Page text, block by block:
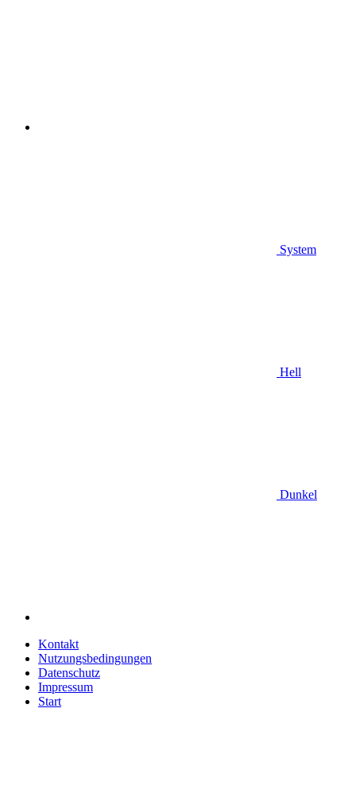
System
Hell
Dunkel
Kontakt
Nutzungsbedingungen
Datenschutz
Impressum
Start